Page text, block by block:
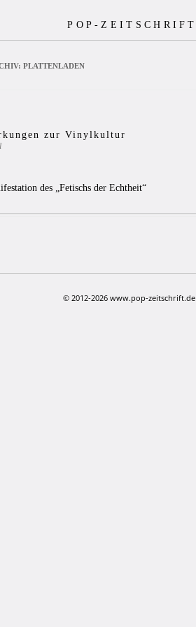
POP-ZEITSCHRIFT
PLATTENLADEN
zur Vinylkultur
des „Fetischs der Echtheit“
© 2012-2026 www.pop-zeitschrift.de